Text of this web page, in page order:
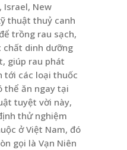
Israel, New
thuật thuỷ canh
trồng rau sạch,
chất dinh dưỡng
giúp rau phát
tới các loại thuốc
thể ăn ngay tại
tuyệt vời này,
thử nghiệm
ở Việt Nam, đó
gọi là Vạn Niên